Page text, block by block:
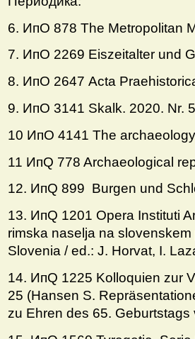
6. ИпО 878 The Metropolitan
7. ИпО 2269 Eiszeitalter und
8. ИпО 2647 Acta
9. ИпO 3141 Skalk. 2020. Nr.
10 ИпO 4141 The
11 ИпQ 778 Archaeological
12. ИпQ 899 Burgen und
13. ИпQ 1201 Opera Instituti
rimska naselja na
Slovenia / ed.: J. Horvat, I.
14. ИпQ 1225 Kolloquien zur
25 (Hansen S.
zu Ehren des 65.